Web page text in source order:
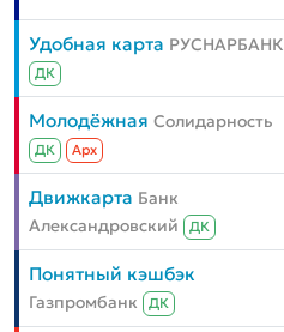
Удобная карта РУСНАРБАНК
ДК
Молодёжная Солидарность
ДК Aрх
Движкарта Банк
Александровский
ДК
Понятный кэшбэк
Газпромбанк ДК